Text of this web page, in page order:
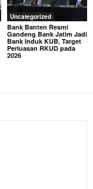
Uncategorized
Bank Banten Resmi
Gandeng Bank Jatim Jadi
Bank Induk KUB, Target
Perluasan RKUD pada
2026